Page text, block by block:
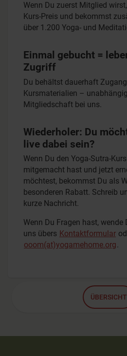
Wenn Du zuerst Mitglied
Kurs-Preis und bekommst
über 1.200 Yoga- und
Einmal gebucht =
Zugriff
Du behältst dauerhaft
Kursmaterialien –
Mitgliedschaft bei uns.
Wiederholer: Du
live dabei sein?
Wenn Du den Yoga-Sutra-
mitgemacht hast und jetzt
möchtest, bekommst Du als
besonderen Rabatt. Schreib
kurze Nachricht.
Wenn Du Fragen hast, wende
uns übers Kontaktformular
ooom(at)yogamehome.org.
ÜBERSICHT